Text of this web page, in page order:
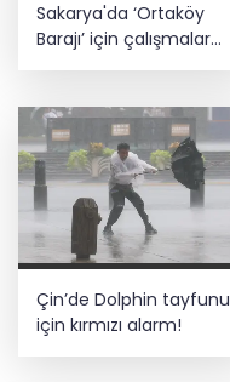
Sakarya'da ‘Ortaköy
Barajı’ için çalışmalar
başladı
Çin’de Dolphin tayfunu
için kırmızı alarm!